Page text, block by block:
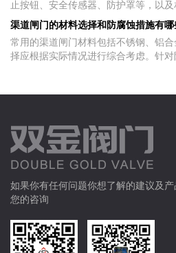
止按钮、安全传感器、防护罩等，以及
渠道闸门的材料选择和防腐蚀措施有哪
常用的渠道闸门材料包括不锈钢、铝
择应根据实际情况进行综合考虑。针对
如果你有任何问题你想了解的建议及
您的咨询